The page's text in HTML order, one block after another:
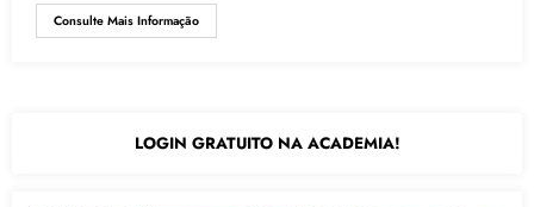
Consulte Mais Informação
LOGIN GRATUITO NA ACADEMIA!